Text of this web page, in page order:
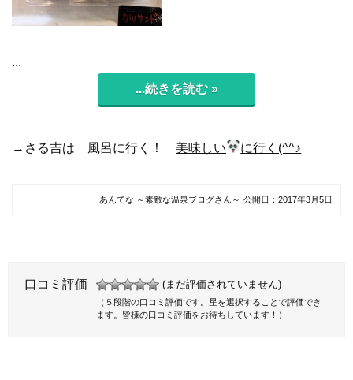
...
...続きを読む »
→さる吉は 風呂に行く！ 美味しい に行く(^^♪
あんてな ～素敵な温泉ブログさん～ 公開日： 2017年3月5日
口コミ評価 (まだ評価されていません)
（５段階の口コミ評価です。星を選択することで評価でき
ます。皆様の口コミ評価をお待ちしています！）